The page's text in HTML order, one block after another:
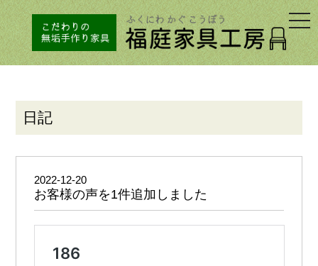
日記
2022-12-20
お客様の声を1件追加しました